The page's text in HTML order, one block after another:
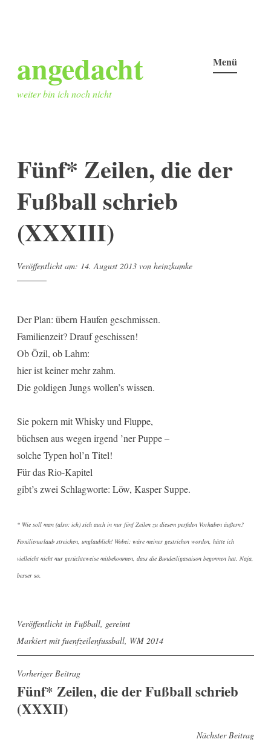
springen
angedacht
weiter bin ich noch nicht
Menü
Fünf* Zeilen, die der
Fußball schrieb
(XXXIII)
Veröffentlicht am: 14. August 2013 von heinzkamke
Der Plan: übern Haufen geschmissen.
Familienzeit? Drauf geschissen!
Ob Özil, ob Lahm:
hier ist keiner mehr zahm.
Die goldigen Jungs wollen’s wissen.
Sie pokern mit Whisky und Fluppe,
büchsen aus wegen irgend ’ner Puppe –
solche Typen hol’n Titel!
Für das Rio-Kapitel
gibt’s zwei Schlagworte: Löw, Kasper Suppe.
* Wie soll man (also: ich) sich auch in nur fünf Zeilen zu diesem perfiden Vorhaben äußern?
Familienurlaub streichen, unglaublich! Wobei: wäre meiner gestrichen worden, hätte ich
vielleicht nicht nur gerüchteweise mitbekommen, dass die Bundesligasaison begonnen hat. Naja,
besser so.
Veröffentlicht in Fußball gereimt
Markiert mit fuenfzeilenfussball, WM 2014
Beitragsnavigation
Vorheriger Beitrag
Fünf* Zeilen, die der Fußball schrieb
(XXXII)
Nächster Beitrag